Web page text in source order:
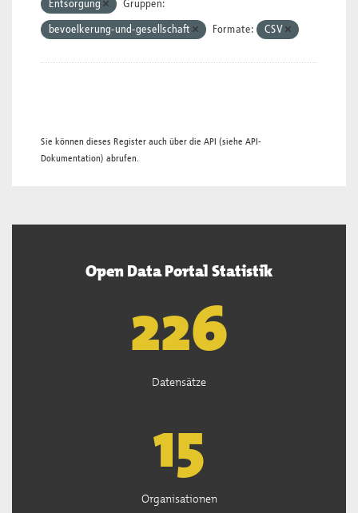
Entsorgung Gruppen:
bevoelkerung-und-gesellschaft Formate: CSV
Sie können dieses Register auch über die API (siehe API-
Dokumentation) abrufen.
Open Data Portal Statistik
226
Datensätze
15
Organisationen